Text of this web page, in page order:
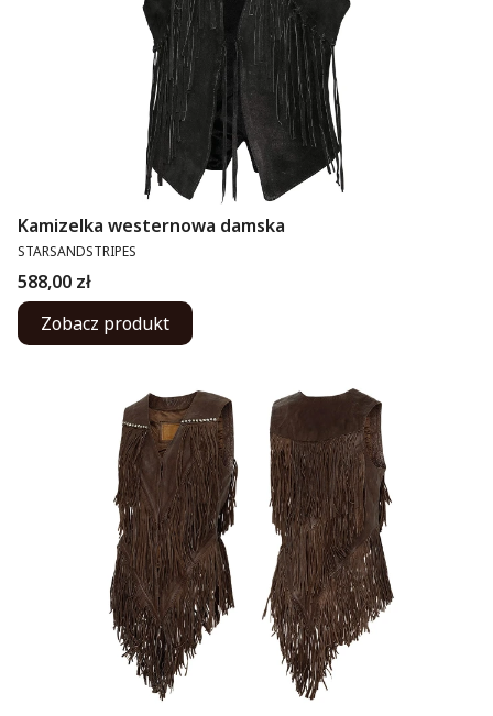
Kamizelka westernowa damska
PRODUCENT
STARSANDSTRIPES
Cena
588,00 zł
Zobacz produkt